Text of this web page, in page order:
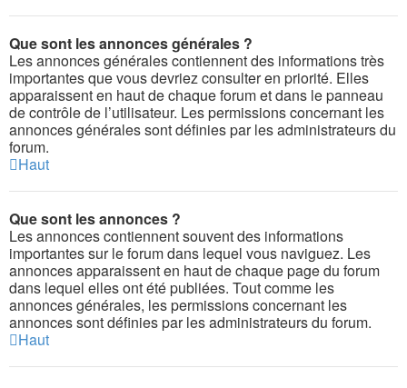
Que sont les annonces générales ?
Les annonces générales contiennent des informations très
importantes que vous devriez consulter en priorité. Elles
apparaissent en haut de chaque forum et dans le panneau
de contrôle de l’utilisateur. Les permissions concernant les
annonces générales sont définies par les administrateurs du
forum.
Haut
Que sont les annonces ?
Les annonces contiennent souvent des informations
importantes sur le forum dans lequel vous naviguez. Les
annonces apparaissent en haut de chaque page du forum
dans lequel elles ont été publiées. Tout comme les
annonces générales, les permissions concernant les
annonces sont définies par les administrateurs du forum.
Haut